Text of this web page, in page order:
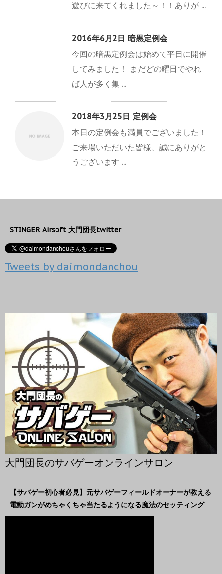
遊びに来てくれました～！！ありが ...
2016年6月2日 暗黒定例会
今回の暗黒定例会は始めて平日に開催
してみました！ まだどの曜日でやれ
ば人が多く集 ...
2018年3月25日 定例会
本日の定例会も満員でございました！
ご来場いただいた皆様、誠にありがと
うございます ...
STINGER Airsoft 大門団長twitter
Tweets by daimondanchou
大門団長のサバゲーオンラインサロン
【サバゲー初心者必見】元サバゲーフィールドオーナーが教える
電動ガンがめちゃくちゃ当たるようになる魔法のセッティング